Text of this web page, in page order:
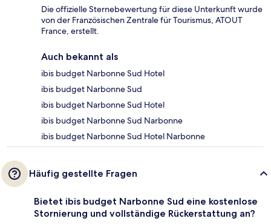
Die offizielle Sternebewertung für diese Unterkunft wurde
von der Französischen Zentrale für Tourismus, ATOUT
France, erstellt.
Auch bekannt als
ibis budget Narbonne Sud Hotel
ibis budget Narbonne Sud
ibis budget Narbonne Sud Hotel
ibis budget Narbonne Sud Narbonne
ibis budget Narbonne Sud Hotel Narbonne
Häufig gestellte Fragen
Bietet ibis budget Narbonne Sud eine kostenlose
Stornierung und vollständige Rückerstattung an?